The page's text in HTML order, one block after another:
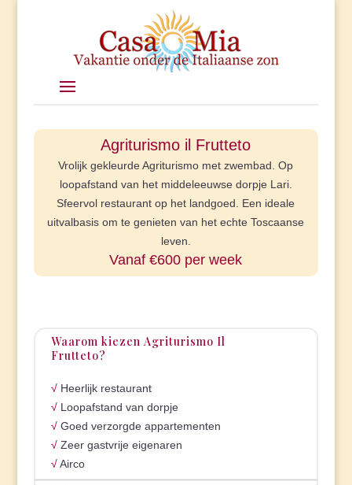
Agriturismo il Frutteto
Vrolijk gekleurde Agriturismo met zwembad. Op
loopafstand van het middeleeuwse dorpje Lari.
Sfeervol restaurant op het landgoed. Een ideale
uitvalbasis om te genieten van het echte Toscaanse
leven.
Vanaf €600 per week
Waarom kiezen Agriturismo Il
Frutteto?
√Heerlijk restaurant
√Loopafstand van dorpje
√Goed verzorgde appartementen
√Zeer gastvrije eigenaren
√Airco